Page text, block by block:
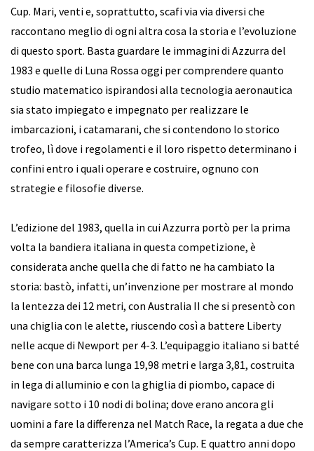
Cup. Mari, venti e, soprattutto, scafi via via diversi che
raccontano meglio di ogni altra cosa la storia e l’evoluzione
di questo sport. Basta guardare le immagini di Azzurra del
1983 e quelle di Luna Rossa oggi per comprendere quanto
studio matematico ispirandosi alla tecnologia aeronautica
sia stato impiegato e impegnato per realizzare le
imbarcazioni, i catamarani, che si contendono lo storico
trofeo, lì dove i regolamenti e il loro rispetto determinano i
confini entro i quali operare e costruire, ognuno con
strategie e filosofie diverse.
L’edizione del 1983, quella in cui Azzurra portò per la prima
volta la bandiera italiana in questa competizione, è
considerata anche quella che di fatto ne ha cambiato la
storia: bastò, infatti, un’invenzione per mostrare al mondo
la lentezza dei 12 metri, con Australia II che si presentò con
una chiglia con le alette, riuscendo così a battere Liberty
nelle acque di Newport per 4-3. L’equipaggio italiano si batté
bene con una barca lunga 19,98 metri e larga 3,81, costruita
in lega di alluminio e con la ghiglia di piombo, capace di
navigare sotto i 10 nodi di bolina; dove erano ancora gli
uomini a fare la differenza nel Match Race, la regata a due che
da sempre caratterizza l’America’s Cup. E quattro anni dopo